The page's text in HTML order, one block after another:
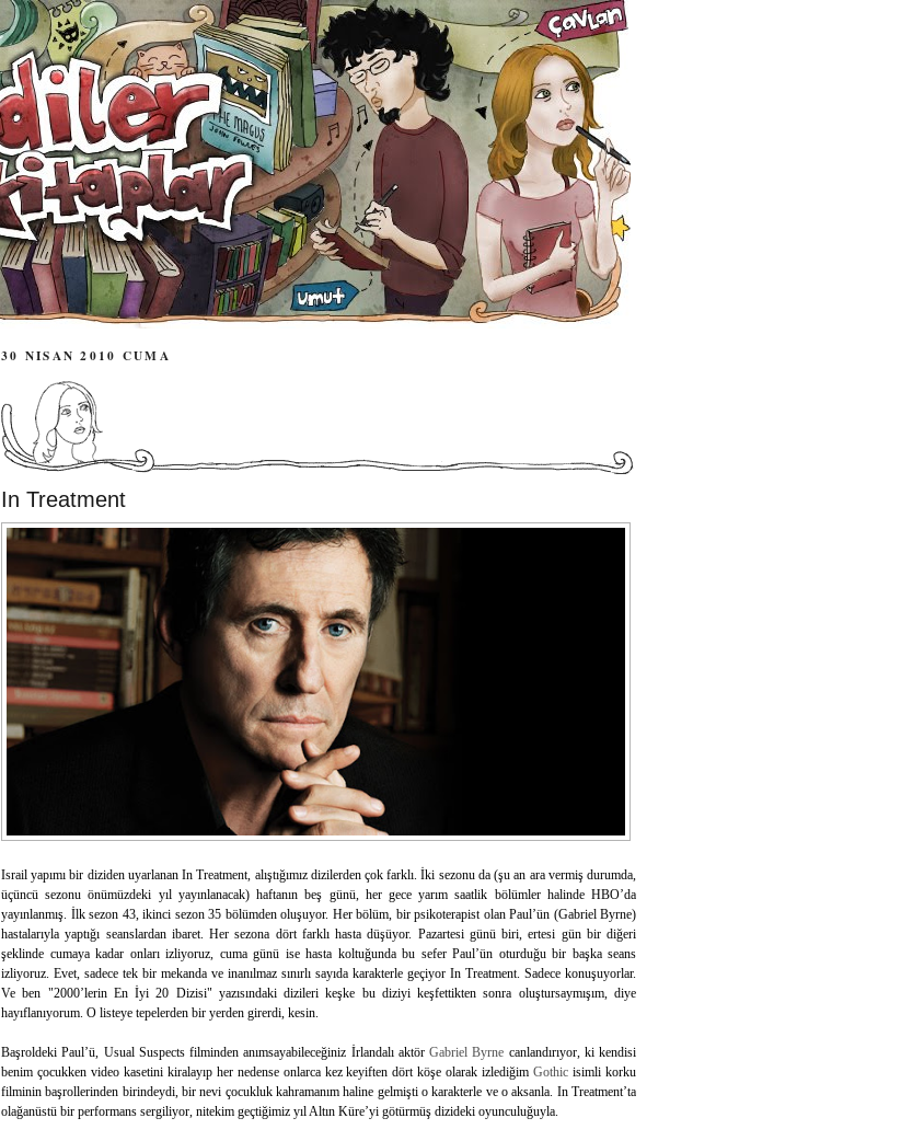
30 NISAN 2010 CUMA
In Treatment
Israil yapımı bir diziden uyarlanan In Treatment, alıştığımız dizilerden çok farklı. İki sezonu da (şu an ara vermiş durumda,
üçüncü sezonu önümüzdeki yıl yayınlanacak) haftanın beş günü, her gece yarım saatlik bölümler halinde HBO’da
yayınlanmış. İlk sezon 43, ikinci sezon 35 bölümden oluşuyor. Her bölüm, bir psikoterapist olan Paul’ün (Gabriel Byrne)
hastalarıyla yaptığı seanslardan ibaret. Her sezona dört farklı hasta düşüyor. Pazartesi günü biri, ertesi gün bir diğeri
şeklinde cumaya kadar onları izliyoruz, cuma günü ise hasta koltuğunda bu sefer Paul’ün oturduğu bir başka seans
izliyoruz. Evet, sadece tek bir mekanda ve inanılmaz sınırlı sayıda karakterle geçiyor In Treatment. Sadece konuşuyorlar.
Ve ben "2000’lerin En İyi 20 Dizisi" yazısındaki dizileri keşke bu diziyi keşfettikten sonra oluştursaymışım, diye
hayıflanıyorum. O listeye tepelerden bir yerden girerdi, kesin.
Başroldeki Paul’ü, Usual Suspects filminden anımsayabileceğiniz İrlandalı aktör Gabriel Byrne canlandırıyor, ki kendisi
benim çocukken video kasetini kiralayıp her nedense onlarca kez keyiften dört köşe olarak izlediğimGothic isimli korku
filminin başrollerinden birindeydi, bir nevi çocukluk kahramanım haline gelmişti o karakterle ve o aksanla. In Treatment’ta
olağanüstü bir performans sergiliyor, nitekim geçtiğimiz yıl Altın Küre’yi götürmüş dizideki oyunculuğuyla.